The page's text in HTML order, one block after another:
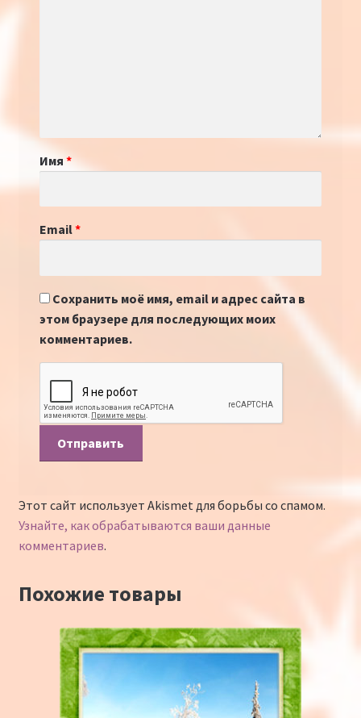
Имя *
Email*
Сохранить моё имя, email и адрес сайта в
этом браузере для последующих моих
комментариев.
Этот сайт использует Akismet для борьбы со спамом.
Узнайте, как обрабатываются ваши данные
комментариев.
Похожие товары